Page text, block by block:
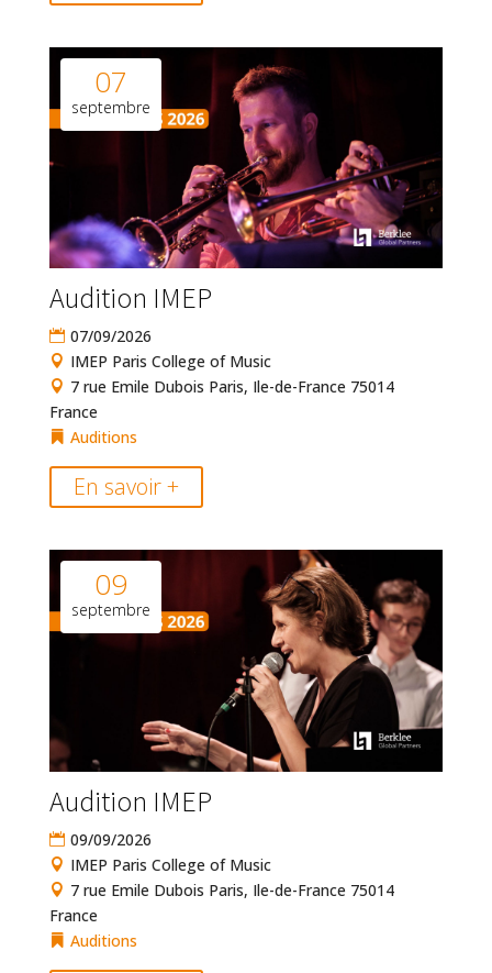
07
septembre
Audition IMEP
07/09/2026
IMEP Paris College of Music
7 rue Emile Dubois Paris, Ile-de-France 75014
France
Auditions
En savoir +
09
septembre
Audition IMEP
09/09/2026
IMEP Paris College of Music
7 rue Emile Dubois Paris, Ile-de-France 75014
France
Auditions